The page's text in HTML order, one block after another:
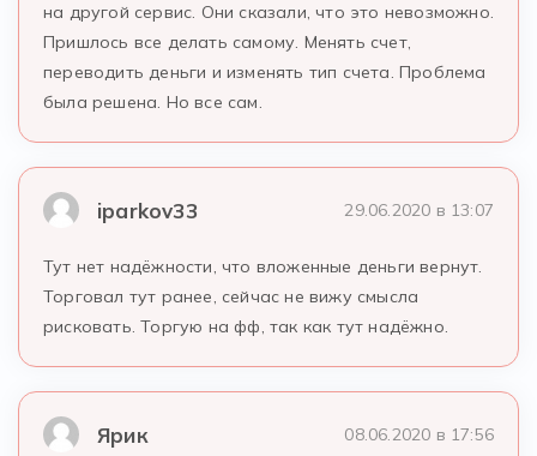
на другой сервис. Они сказали, что это невозможно.
Пришлось все делать самому. Менять счет,
переводить деньги и изменять тип счета. Проблема
была решена. Но все сам.
iparkov33 29.06.2020 в 13:07
Тут нет надёжности, что вложенные деньги вернут.
Торговал тут ранее, сейчас не вижу смысла
рисковать. Торгую на фф, так как тут надёжно.
Ярик 08.06.2020 в 17:56